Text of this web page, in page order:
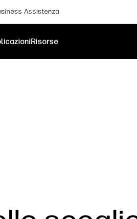
Assistenza
Risorse